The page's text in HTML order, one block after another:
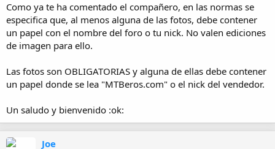
Como ya te ha comentado el compañero, en las normas se
especifica que, al menos alguna de las fotos, debe contener
un papel con el nombre del foro o tu nick. No valen ediciones
de imagen para ello.
Las fotos son OBLIGATORIAS y alguna de ellas debe contener
un papel donde se lea "MTBeros.com" o el nick del vendedor.
Un saludo y bienvenido :ok:
Joe